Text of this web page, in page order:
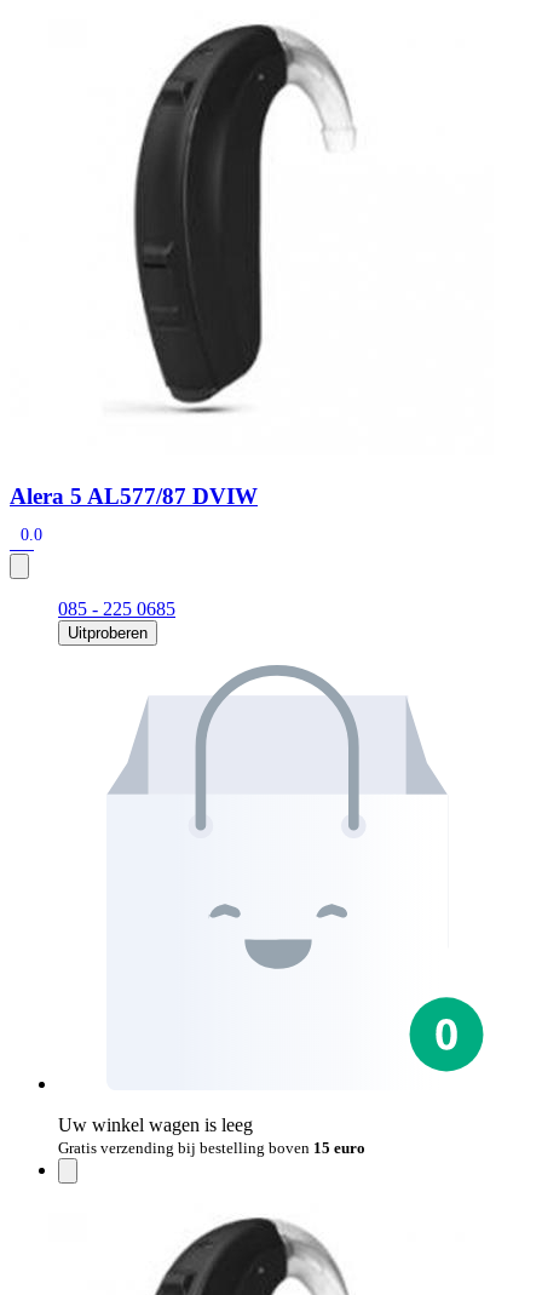
Signia hoortoestellen
Signia Pure BCT IX Signia Silk IX
Audio Service R LI 7
Hoortoestelbatterijen
Widex filters
Onderhoudsartikelen
De Signia Active Mini IX is het nieuwste hoortoestel van Signia.
Alera 5 AL577/87 DVIW
0.0
085 - 225 0685
Uitproberen
Uw winkel wagen is leeg
Gratis verzending bij bestelling boven 15 euro